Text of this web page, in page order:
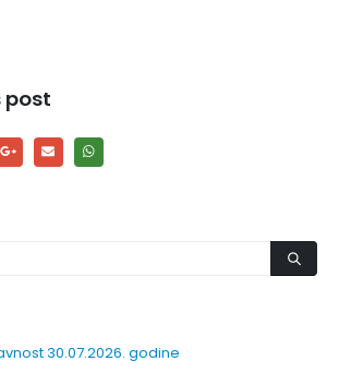
post
30.07.2026. godine